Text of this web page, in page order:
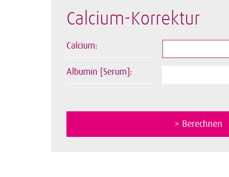
Calcium-Korrektur
Calcium:
Albumin [Serum]: